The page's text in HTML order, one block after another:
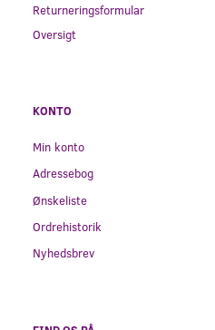
Returneringsformular
Oversigt
KONTO
Min konto
Adressebog
Ønskeliste
Ordrehistorik
Nyhedsbrev